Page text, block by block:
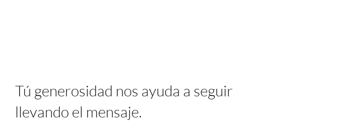
Tú generosidad nos ayuda a seguir
llevando el mensaje.